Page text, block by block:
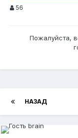
56
Пожалуйста,
НАЗАД